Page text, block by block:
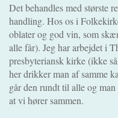
Det behandles med største
handling. Hos os i
oblater og god vin, som
alle får). Jeg har arbejdet i
presbyteriansk kirke (ikke
her drikker man af samme
går den rundt til alle og
at vi hører sammen.